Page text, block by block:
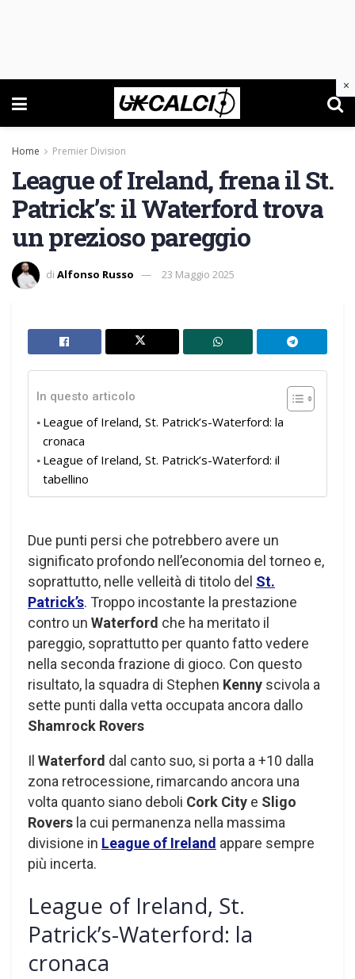
Home Premier Division
League of Ireland, frena il St.
Patrick’s: il Waterford trova
un prezioso pareggio
di Alfonso Russo 23 Maggio 2025
In questo articolo
League of Ireland, St. Patrick’s-Waterford: la
cronaca
League of Ireland, St. Patrick’s-Waterford: il
tabellino
Due punti persi che potrebbero avere un
significato profondo nell’economia del torneo e,
soprattutto, nelle velleità di titolo del St.
Patrick’s. Troppo incostante la prestazione
contro un Waterford che ha meritato il
pareggio, soprattutto per quanto fatto vedere
nella seconda frazione di gioco. Con questo
risultato, la squadra di Stephen Kenny scivola a
sette punti dalla vetta occupata ancora dallo
Shamrock Rovers
Il Waterford dal canto suo, si porta a +10 dalla
zona retrocessione, rimarcando ancora una
volta quanto siano deboli Cork City e Sligo
Rovers la cui permanenza nella massima
divisione in League of Ireland appare sempre
più incerta.
League of Ireland, St.
Patrick’s-Waterford: la
cronaca
×